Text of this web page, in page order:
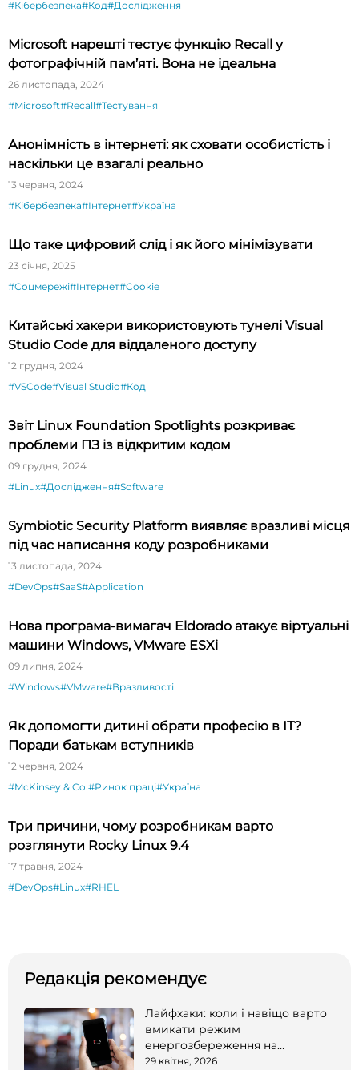
#Кібербезпека#Код#Дослідження
Microsoft нарешті тестує функцію Recall у
фотографічній пам’яті. Вона не ідеальна
26 листопада, 2024
#Microsoft#Recall#Тестування
Анонімність в інтернеті: як сховати особистість і
наскільки це взагалі реально
13 червня, 2024
#Кібербезпека#Інтернет#Україна
Що таке цифровий слід і як його мінімізувати
23 січня, 2025
#Соцмережі#Інтернет#Cookie
Китайські хакери використовують тунелі Visual
Studio Code для віддаленого доступу
12 грудня, 2024
#VSCode#Visual Studio#Код
Звіт Linux Foundation Spotlights розкриває
проблеми ПЗ із відкритим кодом
09 грудня, 2024
#Linux#Дослідження#Software
Symbiotic Security Platform виявляє вразливі місця
під час написання коду розробниками
13 листопада, 2024
#DevOps#SaaS#Application
Нова програма-вимагач Eldorado атакує віртуальні
машини Windows, VMware ESXi
09 липня, 2024
#Windows#VMware#Вразливості
Як допомогти дитині обрати професію в ІТ?
Поради батькам вступників
12 червня, 2024
#McKinsey & Co.#Ринок праці#Україна
Три причини, чому розробникам варто
розглянути Rocky Linux 9.4
17 травня, 2024
#DevOps#Linux#RHEL
Редакція рекомендує
Лайфхаки: коли і навіщо варто
вмикати режим
енергозбереження на
смартфоні
29 квітня, 2026